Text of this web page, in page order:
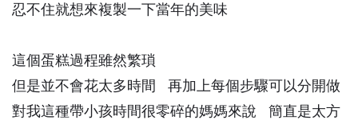
忍不住就想來複製一下當年的美味
這個蛋糕過程雖然繁瑣
但是並不會花太多時間 再加上每個步驟可以分開做
對我這種帶小孩時間很零碎的媽媽來說 簡直是太方